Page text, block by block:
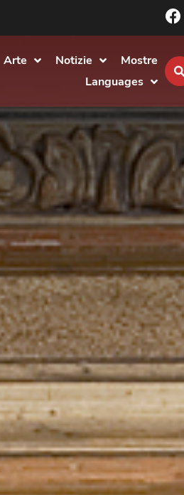
Arte Notizie
Mostre
Languages